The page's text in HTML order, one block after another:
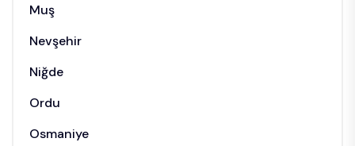
Muş
Nevşehir
Niğde
Ordu
Osmaniye